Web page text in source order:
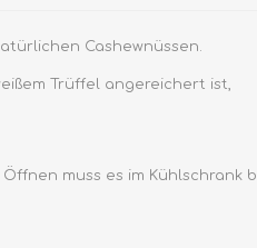
Cashewnüssen.
Trüffel angereichert ist,
muss es im Kühlschrank